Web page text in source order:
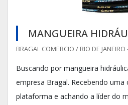
MANGUEIRA
BRAGAL COMERCIO / RIO DE JANEIRO
Buscando por mangueira
empresa Bragal. Recebendo
plataforma e achando a líder do